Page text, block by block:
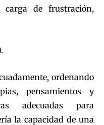
de frustración,
ordenando
pensamientos y
adecuadas para
la capacidad de una